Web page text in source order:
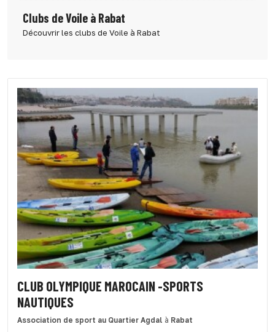
Clubs de Voile à Rabat
Découvrir les clubs de Voile à Rabat
CLUB OLYMPIQUE MAROCAIN -SPORTS
NAUTIQUES
Association de sport au Quartier Agdal à Rabat